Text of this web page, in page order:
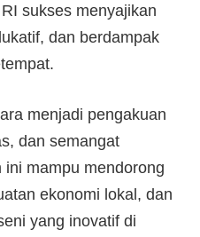
sukses menyajikan
dan berdampak
menjadi pengakuan
dan semangat
mampu mendorong
ekonomi lokal, dan
yang inovatif di